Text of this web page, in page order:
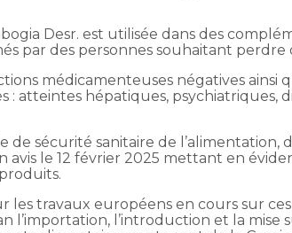
Desr. est utilisée dans des
par des personnes souhaitant perdre
médicamenteuses négatives ainsi
: atteintes hépatiques, psychiatriques,
de sécurité sanitaire de l’alimentation,
avis le 12 février 2025 mettant en
les travaux européens en cours sur
l’importation, l’introduction et la mise